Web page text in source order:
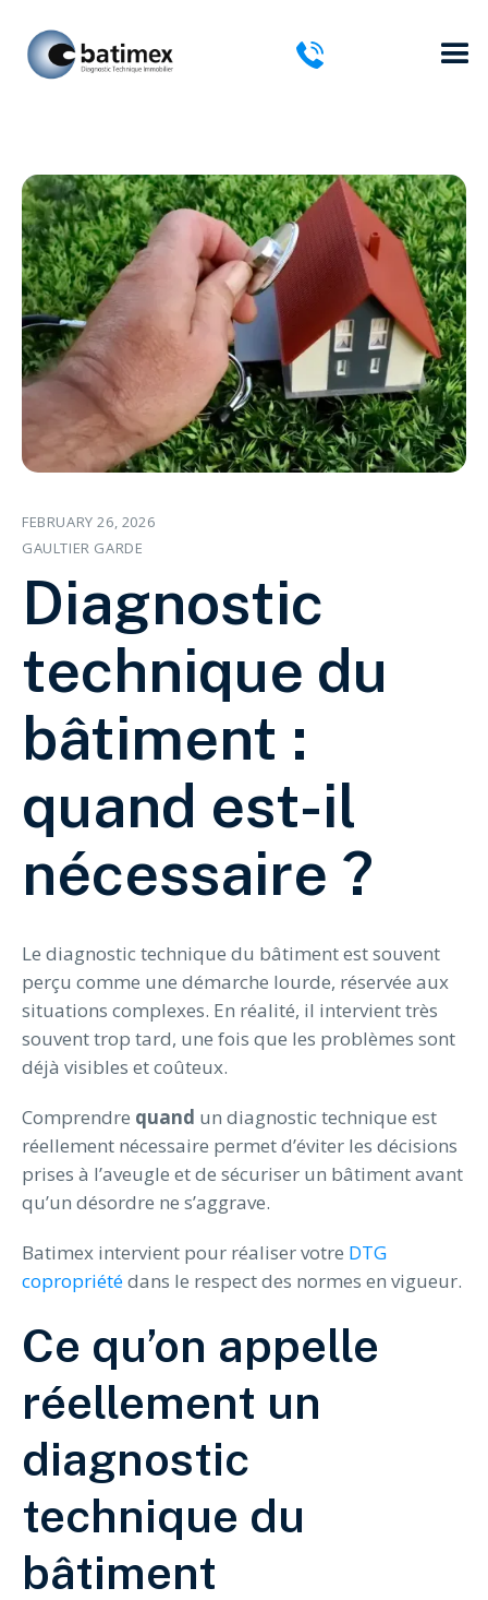
FEBRUARY 26, 2026
GAULTIER GARDE
Diagnostic
technique du
bâtiment :
quand est-il
nécessaire ?
Le diagnostic technique du bâtiment est souvent
perçu comme une démarche lourde, réservée aux
situations complexes. En réalité, il intervient très
souvent trop tard, une fois que les problèmes sont
déjà visibles et coûteux.
Comprendre quand un diagnostic technique est
réellement nécessaire permet d’éviter les décisions
prises à l’aveugle et de sécuriser un bâtiment avant
qu’un désordre ne s’aggrave.
Batimex intervient pour réaliser votre DTG
copropriétédans le respect des normes en vigueur.
Ce qu’on appelle
réellement un
diagnostic
technique du
bâtiment